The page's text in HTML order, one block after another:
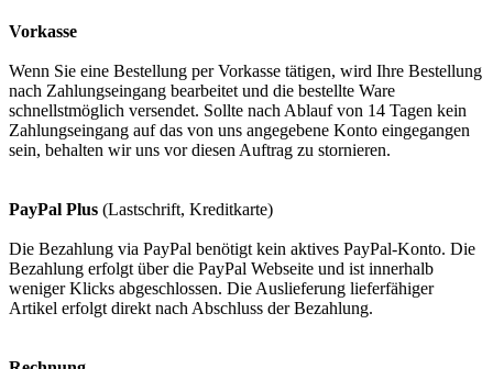
Vorkasse
Wenn Sie eine Bestellung per Vorkasse tätigen, wird Ihre Bestellung
nach Zahlungseingang bearbeitet und die bestellte Ware
schnellstmöglich versendet. Sollte nach Ablauf von 14 Tagen kein
Zahlungseingang auf das von uns angegebene Konto eingegangen
sein, behalten wir uns vor diesen Auftrag zu stornieren.
PayPal Plus (Lastschrift, Kreditkarte)
Die Bezahlung via PayPal benötigt kein aktives PayPal-Konto. Die
Bezahlung erfolgt über die PayPal Webseite und ist innerhalb
weniger Klicks abgeschlossen. Die Auslieferung lieferfähiger
Artikel erfolgt direkt nach Abschluss der Bezahlung.